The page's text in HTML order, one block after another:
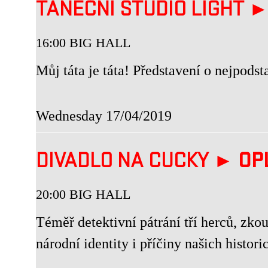
TANEČNÍ STUDIO LIGHT ►
16:00 BIG HALL
Můj táta je táta! Představení o
Wednesday 17/04/2019
DIVADLO NA CUCKY ►
20:00 BIG HALL
Téměř detektivní pátrání tří herců,
národní identity i příčiny našich